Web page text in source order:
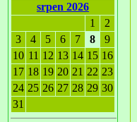
srpen 2026
1
2
3
4 5 6 7 8
9
10 11 12 13 14 15 16
17 18 19 20 21 22 23
24 25 26 27 28 29 30
31